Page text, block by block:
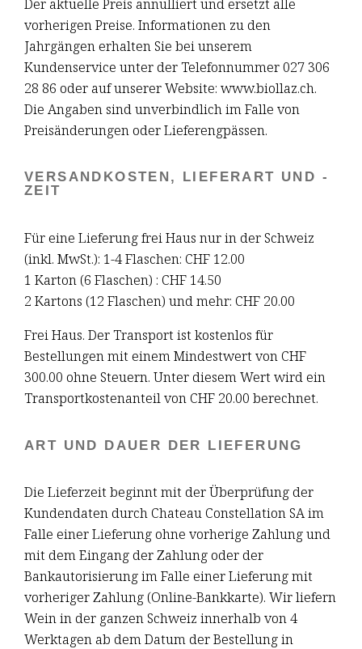
vorherigen Preise. Informationen zu den
Jahrgängen erhalten Sie bei unserem
Kundenservice unter der Telefonnummer 027 306
28 86 oder auf unserer Website: www.biollaz.ch.
Die Angaben sind unverbindlich im Falle von
Preisänderungen oder Lieferengpässen.
VERSANDKOSTEN, LIEFERART UND -
ZEIT
Für eine Lieferung frei Haus nur in der Schweiz
(inkl. MwSt.): 1-4 Flaschen: CHF 12.00
1 Karton (6 Flaschen) : CHF 14.50
2 Kartons (12 Flaschen) und mehr: CHF 20.00
Frei Haus. Der Transport ist kostenlos für
Bestellungen mit einem Mindestwert von CHF
300.00 ohne Steuern. Unter diesem Wert wird ein
Transportkostenanteil von CHF 20.00 berechnet.
ART UND DAUER DER LIEFERUNG
Die Lieferzeit beginnt mit der Überprüfung der
Kundendaten durch Chateau Constellation SA im
Falle einer Lieferung ohne vorherige Zahlung und
mit dem Eingang der Zahlung oder der
Bankautorisierung im Falle einer Lieferung mit
vorheriger Zahlung (Online-Bankkarte). Wir liefern
Wein in der ganzen Schweiz innerhalb von 4
Werktagen ab dem Datum der Bestellung in